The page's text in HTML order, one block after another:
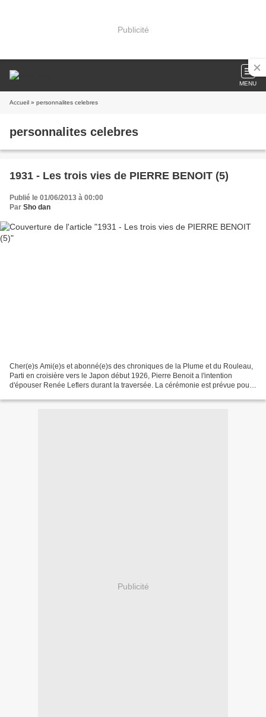
Publicité
MENU
Accueil » personnalites celebres
personnalites celebres
1931 - Les trois vies de PIERRE BENOIT (5)
Publié le 01/06/2013 à 00:00
Par Sho dan
Cher(e)s Ami(e)s et abonné(e)s des chroniques de la Plume et du Rouleau,
Parti en croisière vers le Japon début 1926, Pierre Benoit a l'intention
d'épouser Renée Leflers durant la traversée. La cérémonie est prévue pour
Publicité